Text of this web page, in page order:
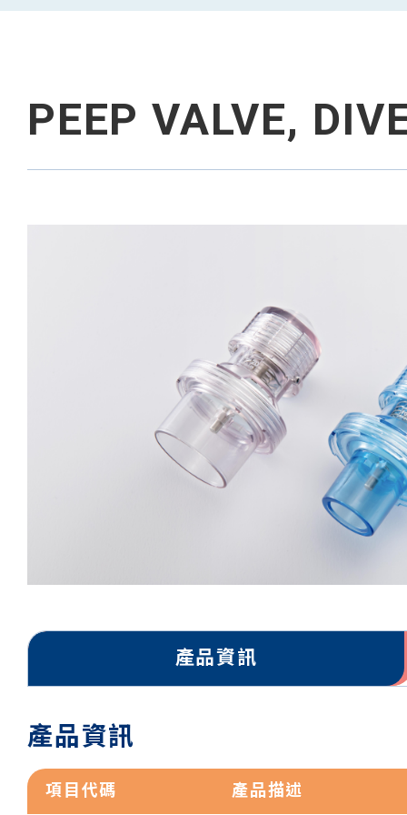
PEEP VALVE,
產品資訊
產品資訊
項目代碼 產品描述